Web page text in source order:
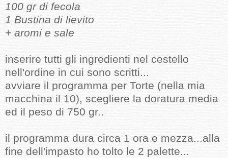
100 gr di fecola
1 Bustina di lievito
+ aromi e sale
inserire tutti gli ingredienti nel cestello
nell'ordine in cui sono scritti...
avviare il programma per Torte (nella mia
macchina il 10), scegliere la doratura media
ed il peso di 750 gr..
il programma dura circa 1 ora e mezza...alla
fine dell'impasto ho tolto le 2 palette...